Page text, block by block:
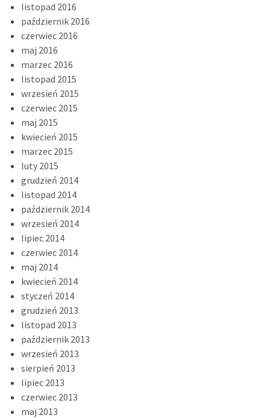
listopad 2016
październik 2016
czerwiec 2016
maj 2016
marzec 2016
listopad 2015
wrzesień 2015
czerwiec 2015
maj 2015
kwiecień 2015
marzec 2015
luty 2015
grudzień 2014
listopad 2014
październik 2014
wrzesień 2014
lipiec 2014
czerwiec 2014
maj 2014
kwiecień 2014
styczeń 2014
grudzień 2013
listopad 2013
październik 2013
wrzesień 2013
sierpień 2013
lipiec 2013
czerwiec 2013
maj 2013